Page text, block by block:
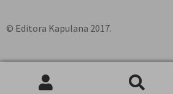
© Editora Kapulana 2017.
Pesquisar